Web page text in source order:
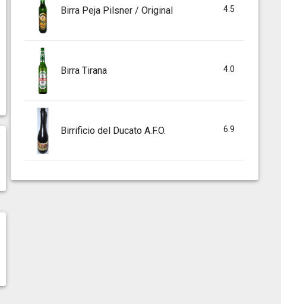
Birra Peja Pilsner / Original 4.5
Birra Tirana 4.0
Birrificio del Ducato A.F.O. 6.9